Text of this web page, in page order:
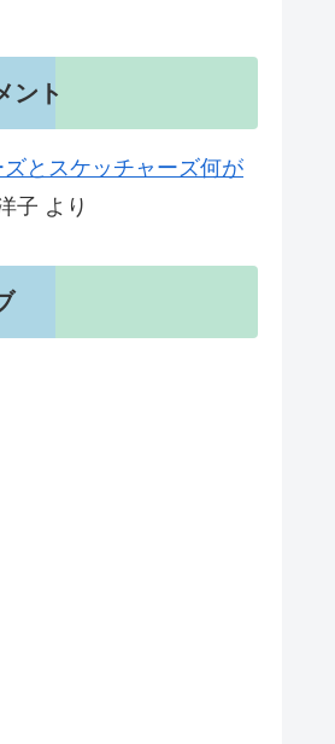
ント
とスケッチャーズ何が
子 より